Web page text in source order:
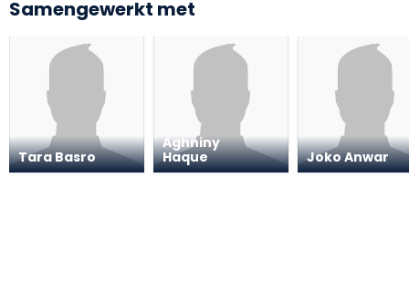
Samengewerkt met
Tara Basro
Aghniny
Haque
Joko Anwar